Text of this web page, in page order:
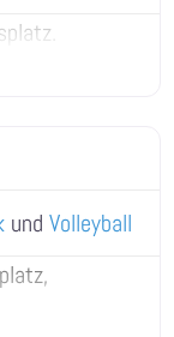
und Volleyball